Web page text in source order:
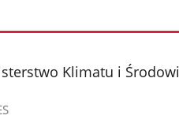
Klimatu i